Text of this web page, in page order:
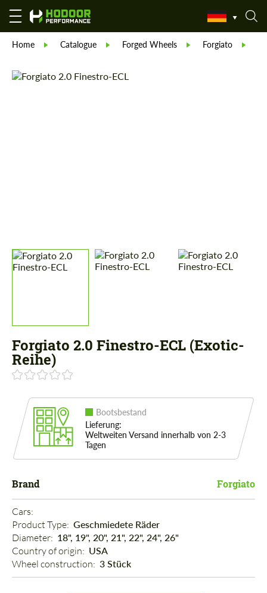
Home Catalogue Forged Wheels Forgiato
Forgiato 2.0 Finestro-ECL (Exotic-
Reihe)
Bootsbestand
Lieferung:
Weltweiten Versand innerhalb von 2-3
Tagen
Brand Forgiato
Cars:
Product Type: Geschmiedete Räder
Diameter: 18", 19", 20", 21", 22", 24", 26"
Country of origin: USA
Wheel construction: 3 Stück